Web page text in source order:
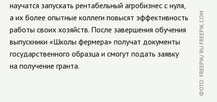
научатся запускать рентабельный агробизнес с нуля,
а их более опытные коллеги повысят эффективность
работы своих хозяйств. После завершения обучения
выпускники «Школы фермера» получат документы
государственного образца и смогут подать заявку
на получение гранта.
ФОТО: FREEPIK/ RU.FREEPIK.COM